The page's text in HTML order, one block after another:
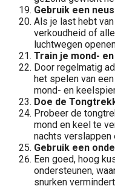
Gebruik een
Als je last hebt
verkoudheid of
luchtwegen
Train je mond-
Door regelmatig
het spelen van
mond- en
Doe de
Probeer de
mond en keel te
nachts verslappen
Gebruik een
Een goed, hoog
ondersteunen,
snurken